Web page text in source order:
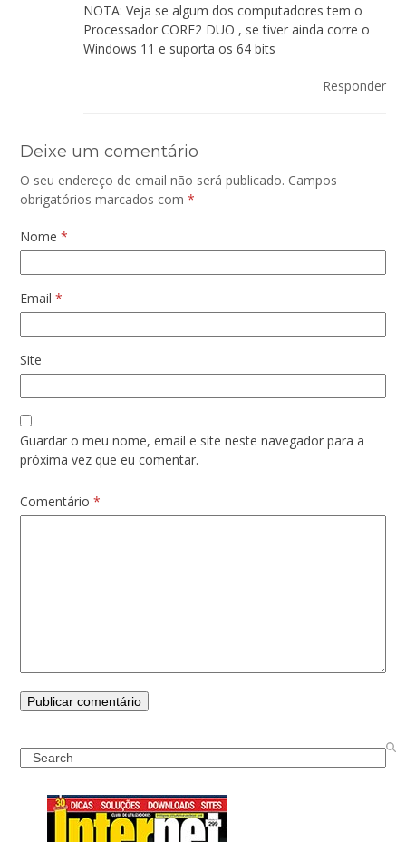
NOTA: Veja se algum dos computadores tem o
Processador CORE2 DUO , se tiver ainda corre o
Windows 11 e suporta os 64 bits
Responder
Deixe um comentário
O seu endereço de email não será publicado. Campos
obrigatórios marcados com*
Nome*
Email*
Site
Guardar o meu nome, email e site neste navegador para a
próxima vez que eu comentar.
Comentário*
Search